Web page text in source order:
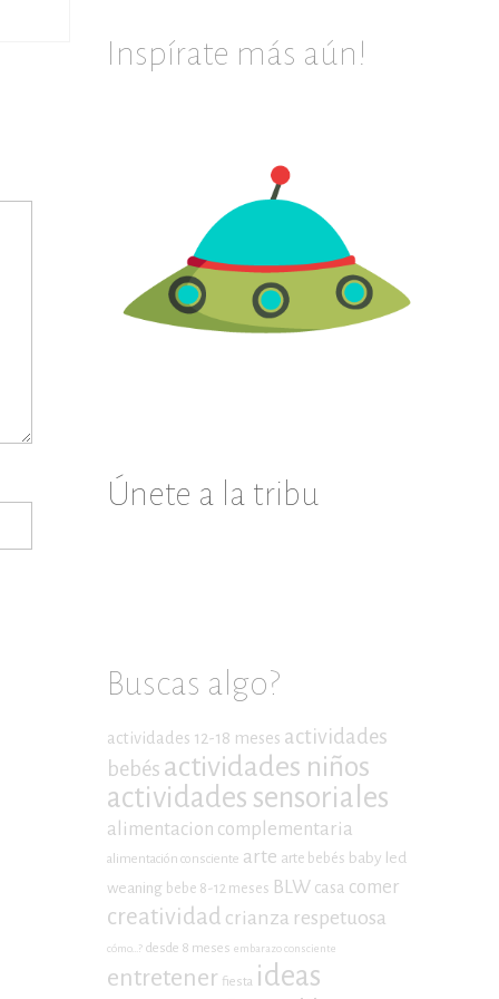
Inspírate más aún!
Únete a la tribu
Buscas algo?
actividades 12-18 meses actividades
bebés actividades niños
actividades sensoriales
alimentacion complementaria
alimentación consciente arte arte bebés baby led
weaning bebe 8-12 meses BLW casa comer
creatividad crianza respetuosa
cómo...? desde 8 meses embarazo consciente
entretener fiesta ideas